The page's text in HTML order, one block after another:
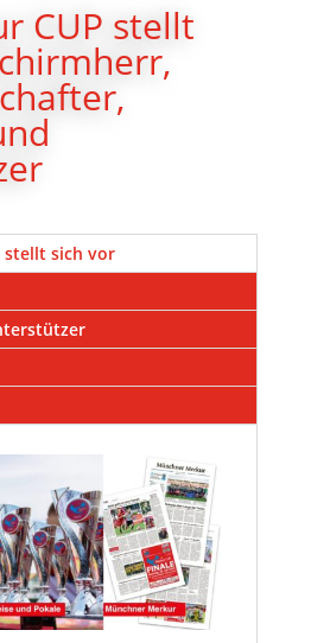
CUP stellt
stellt sich vor